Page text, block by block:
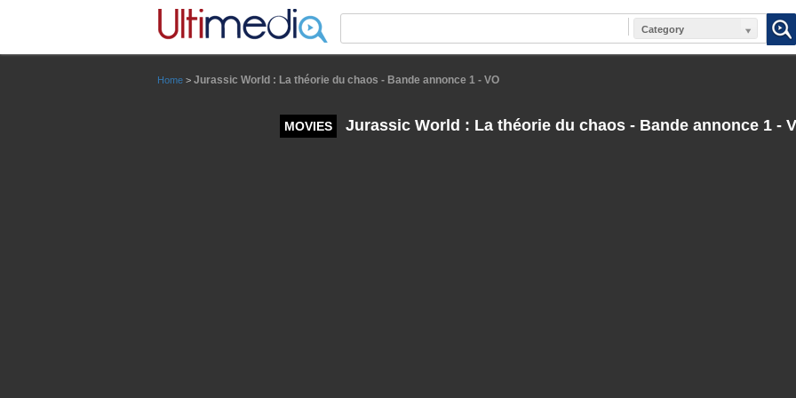
Category
Home > Jurassic World : La théorie du chaos - Bande annonce 1 - VO
MOVIES Jurassic World : La théorie du chaos - Bande annonce 1 -